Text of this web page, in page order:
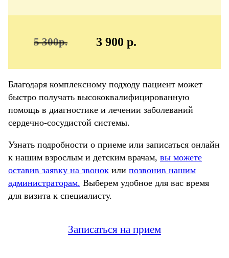
5 300р. 3 900 р.
Благодаря комплексному подходу пациент может
быстро получать высококвалифицированную
помощь в диагностике и лечении заболеваний
сердечно-сосудистой системы.
Узнать подробности о приеме или записаться онлайн
к нашим взрослым и детским врачам, вы можете
оставив заявку на звонок или позвонив нашим
администраторам. Выберем удобное для вас время
для визита к специалисту.
Записаться на прием